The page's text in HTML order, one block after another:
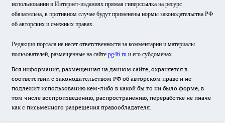
использовании в Интернет-изданиях прямая гиперссылка на ресурс
обязательна, в противном случае будут применены нормы законодательства РФ
об авторских и смежных правах.
Редакция портала не несет ответственности за комментарии и материалы
пользователей, размещенные на сайте pg46.ru и его субдоменах.
Вся информация, размещенная на данном сайте, охраняется в
соответствии с законодательством РФ об авторском праве и не
подлежит использованию кем-либо в какой бы то ни было форме, в
том числе воспроизведению, распространению, переработке не иначе
как с письменного разрешения правообладателя.